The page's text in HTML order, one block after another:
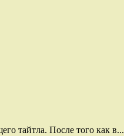
тайтла. После того как в...